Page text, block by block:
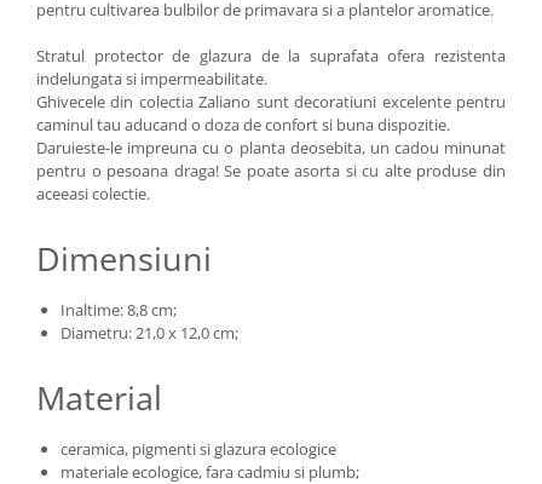
pentru cultivarea bulbilor de primavara si a plantelor aromatice.
Stratul protector de glazura de la suprafata ofera rezistenta
indelungata si impermeabilitate.
Ghivecele din colectia Zaliano sunt decoratiuni excelente pentru
caminul tau aducand o doza de confort si buna dispozitie.
Daruieste-le impreuna cu o planta deosebita, un cadou minunat
pentru o pesoana draga! Se poate asorta si cu alte produse din
aceeasi colectie.
Dimensiuni
Inaltime: 8,8 cm;
Diametru: 21,0 x 12,0 cm;
Material
ceramica, pigmenti si glazura ecologice
materiale ecologice, fara cadmiu si plumb;